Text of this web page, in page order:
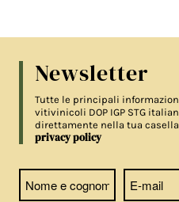
Newsletter
Tutte le principali
vitivinicoli DOP IGP STG
direttamente nella tua
privacy policy